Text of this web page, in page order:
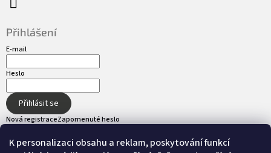
K personalizaci obsahu a reklam, poskytování funkcí
Přihlášení
E-mail
Heslo
Přihlásit se
Nová registraceZapomenuté heslo